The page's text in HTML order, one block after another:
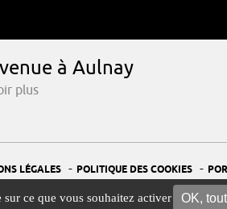
ce que vous souhaitez activer OK,
à Aulnay
plus
LÉGALES - POLITIQUE DES COOKIES -
GESTION DES COOKIES